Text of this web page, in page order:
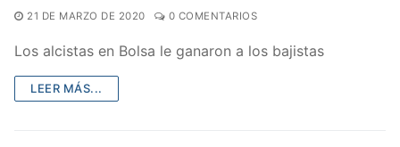
21 DE MARZO DE 2020 0 COMENTARIOS
Los alcistas en Bolsa le ganaron a los bajistas
LEER MÁS...